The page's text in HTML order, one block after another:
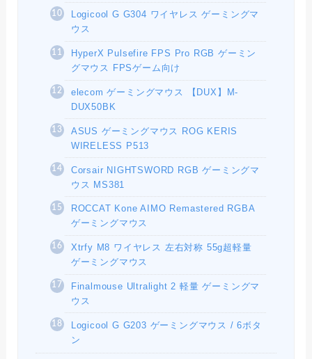
Logicool G G304 ワイヤレス ゲーミングマ
ウス
HyperX Pulsefire FPS Pro RGB ゲーミン
グマウス FPSゲーム向け
elecom ゲーミングマウス 【DUX】M-
DUX50BK
ASUS ゲーミングマウス ROG KERIS
WIRELESS P513
Corsair NIGHTSWORD RGB ゲーミングマ
ウス MS381
ROCCAT Kone AIMO Remastered RGBA
ゲーミングマウス
Xtrfy M8 ワイヤレス 左右対称 55g超軽量
ゲーミングマウス
Finalmouse Ultralight 2 軽量 ゲーミングマ
ウス
Logicool G G203 ゲーミングマウス / 6ボタ
ン